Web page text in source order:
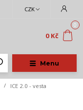
Menu
CZK
0
0 Kč
ICE 2.0 - vesta